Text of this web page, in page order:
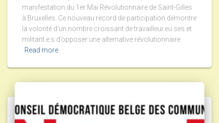
manifestation du 1er Mai Révolutionnaire de Saint-Gilles
à Bruxelles. Ce nouveau record de participation démontre
la volonté d’un nombre croissant de travailleur.eu.ses et
militant.e.s d’opposer une alternative révolutionnaire
Read more